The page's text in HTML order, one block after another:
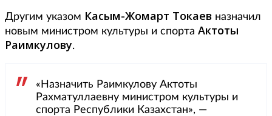
Другим указом Касым-Жомарт Токаев назначил
новым министром культуры и спорта Актоты
Раимкулову.
«Назначить Раимкулову Актоты
Рахматуллаевну министром культуры и
спорта Республики Казахстан», —